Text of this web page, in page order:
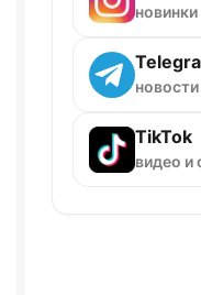
TikTok
видео и